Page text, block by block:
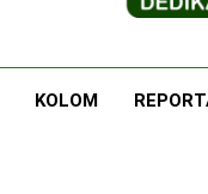
KOLOM